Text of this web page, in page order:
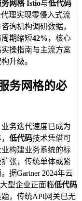
务网格 Istio与低代码
理实现零侵入式流
询机构调研数据，
期缩短42%，核心
操指南与主流方案
升级。
务网格的必
务迭代速度已成为
低代码技术凭借可
构建业务系统的标
张，传统单体或紧
据Gartner 2024年云
型企业正面临低代码
，传统API网关已无